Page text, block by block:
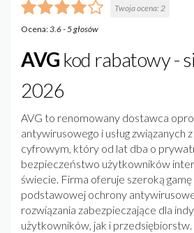
Twoja ocena:2
Ocena:3.6-5głosów
AVG kod rabatowy -
2026
AVG to renomowany dostawca
antywirusowego i usług związanych
cyfrowym, który od lat dba o
bezpieczeństwo użytkowników
świecie. Firma oferuje szeroką
podstawowej ochrony
rozwiązania zabezpieczające dla
użytkowników, jak i przedsiębiorstw.